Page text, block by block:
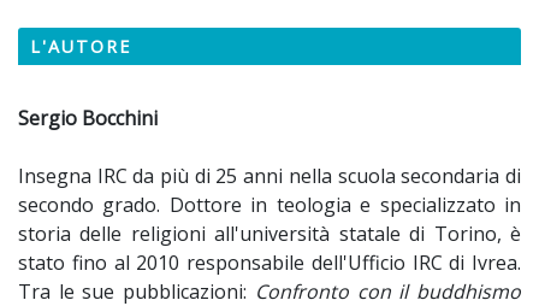
L'AUTORE
Sergio Bocchini
Insegna IRC da più di 25 anni nella scuola secondaria di
secondo grado. Dottore in teologia e specializzato in
storia delle religioni all'università statale di Torino, è
stato fino al 2010 responsabile dell'Ufficio IRC di Ivrea.
Tra le sue pubblicazioni: Confronto con il buddhismo